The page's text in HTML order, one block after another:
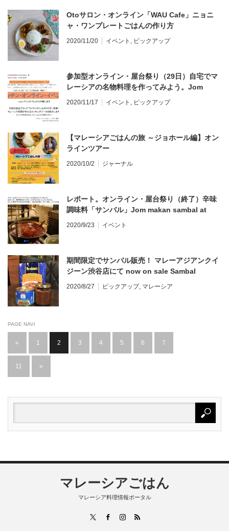
Otoサロン・オンライン「WAU Cafe」ニョニ
ャ・ワンプレートごはんの作り方
2020/11/20 イベント , ピックアップ
参加型オンライン・屋台祭り（29日）自宅でマ
レーシアの名物料理を作ってみよう。Jom
masak Laksa Sarawak and Asam Pedas
2020/11/17 イベント , ピックアップ
【マレーシアごはんの旅 ～ジョホール編】オン
ラインツアー
2020/10/2 ジャーナル
レポート。オンライン・屋台祭り（終了）辛味
調味料「サンバル」Jom makan sambal at
each home
2020/9/23 イベント
期間限定でサンバル販売！ マレーアジアンクイ
ジーン渋谷店にて now on sale Sambal
2020/8/27 ピックアップ, マレーシア
PAGE NAVI
« 1 2 3 4 5 6 7
11 »
マレーシアごはん
マレーシア料理情報ポータル
FacebookInstagram
RSS